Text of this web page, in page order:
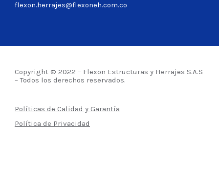
flexon.herrajes@flexoneh.com.co
Copyright © 2022 – Flexon Estructuras y Herrajes S.A.S
– Todos los derechos reservados.
Políticas de Calidad y Garantía
Política de Privacidad